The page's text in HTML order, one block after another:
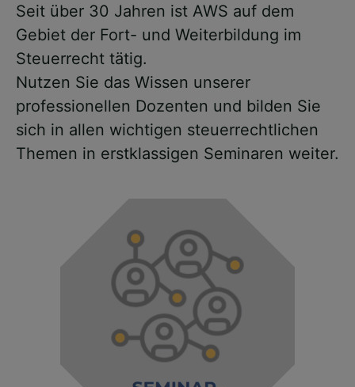
Seit über 30 Jahren ist AWS auf dem
Gebiet der Fort- und Weiterbildung im
Steuerrecht tätig.
Nutzen Sie das Wissen unserer
professionellen Dozenten und bilden Sie
sich in allen wichtigen steuerrechtlichen
Themen in erstklassigen Seminaren weiter.